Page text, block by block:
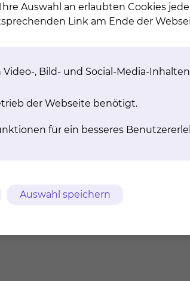
der Studienzentrale des
Auswahl an erlaubten Cookies
Link am Ende der
, Bild- und Social-Media-
der Webseite benötigt.
für ein besseres
Auswahl speichern